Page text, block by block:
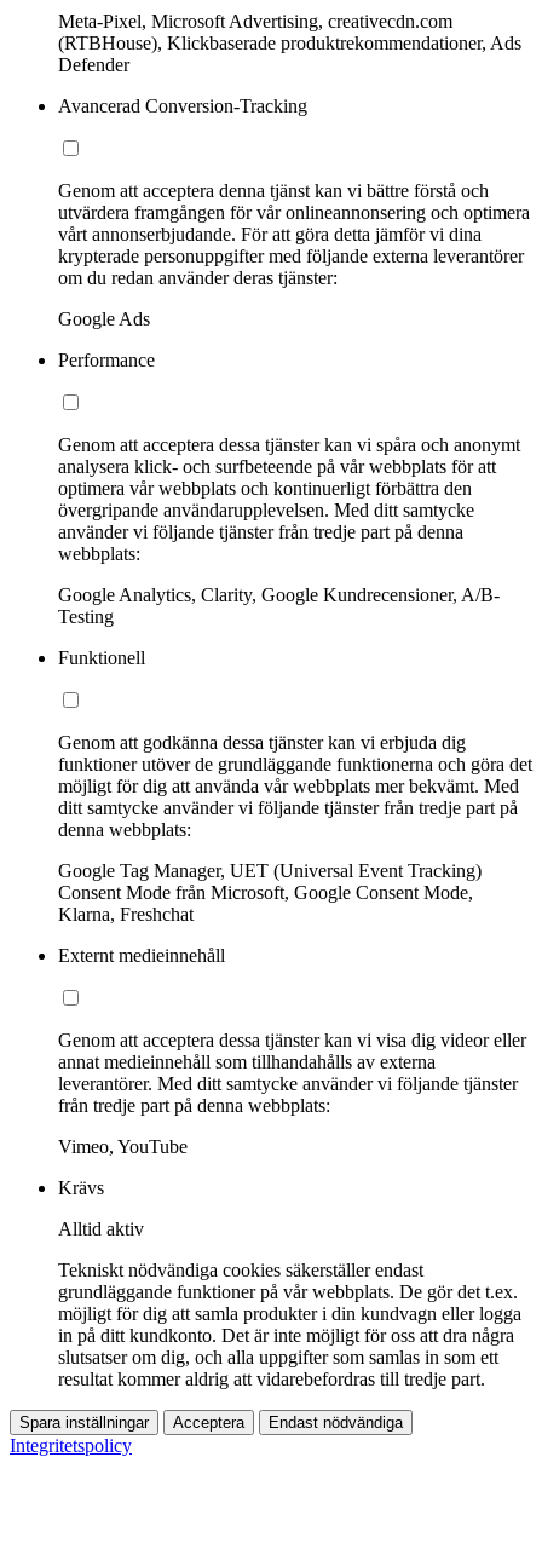
Meta-Pixel, Microsoft Advertising, creativecdn.com
(RTBHouse), Klickbaserade produktrekommendationer, Ads
Defender
Avancerad Conversion-Tracking
Genom att acceptera denna tjänst kan vi bättre förstå och
utvärdera framgången för vår onlineannonsering och optimera
vårt annonserbjudande. För att göra detta jämför vi dina
krypterade personuppgifter med följande externa leverantörer
om du redan använder deras tjänster:
Google Ads
Performance
Genom att acceptera dessa tjänster kan vi spåra och anonymt
analysera klick- och surfbeteende på vår webbplats för att
optimera vår webbplats och kontinuerligt förbättra den
övergripande användarupplevelsen. Med ditt samtycke
använder vi följande tjänster från tredje part på denna
webbplats:
Google Analytics, Clarity, Google Kundrecensioner, A/B-
Testing
Funktionell
Genom att godkänna dessa tjänster kan vi erbjuda dig
funktioner utöver de grundläggande funktionerna och göra det
möjligt för dig att använda vår webbplats mer bekvämt. Med
ditt samtycke använder vi följande tjänster från tredje part på
denna webbplats:
Google Tag Manager, UET (Universal Event Tracking)
Consent Mode från Microsoft, Google Consent Mode,
Klarna, Freshchat
Externt medieinnehåll
Genom att acceptera dessa tjänster kan vi visa dig videor eller
annat medieinnehåll som tillhandahålls av externa
leverantörer. Med ditt samtycke använder vi följande tjänster
från tredje part på denna webbplats:
Vimeo, YouTube
Krävs
Alltid aktiv
Tekniskt nödvändiga cookies säkerställer endast
grundläggande funktioner på vår webbplats. De gör det t.ex.
möjligt för dig att samla produkter i din kundvagn eller logga
in på ditt kundkonto. Det är inte möjligt för oss att dra några
slutsatser om dig, och alla uppgifter som samlas in som ett
resultat kommer aldrig att vidarebefordras till tredje part.
Spara inställningar Acceptera Endast nödvändiga
Integritetspolicy